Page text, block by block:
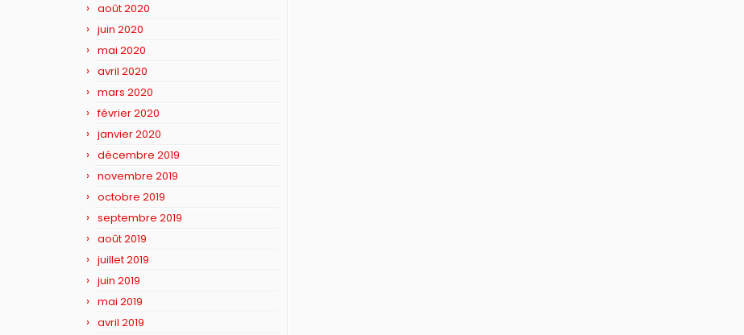
août 2020
juin 2020
mai 2020
avril 2020
mars 2020
février 2020
janvier 2020
décembre 2019
novembre 2019
octobre 2019
septembre 2019
août 2019
juillet 2019
juin 2019
mai 2019
avril 2019